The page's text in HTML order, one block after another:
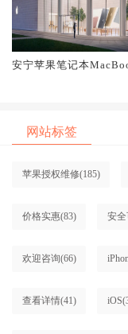
安宁苹果笔记本
网站标签
苹果授权维修(185)
价格实惠(83) 安
欢迎咨询(66)
查看详情(41) iOS